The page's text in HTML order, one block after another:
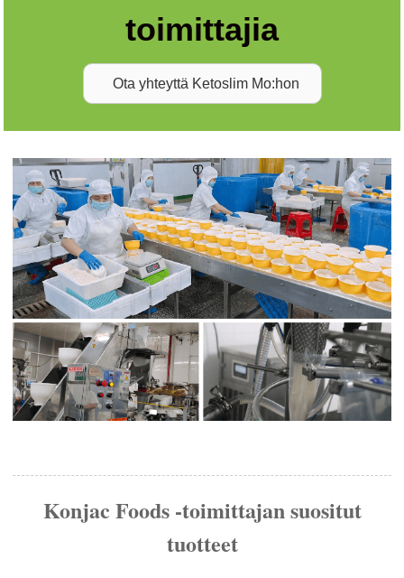
toimittajia
Ota yhteyttä Ketoslim Mo:hon
Konjac Foods -toimittajan suositut
tuotteet